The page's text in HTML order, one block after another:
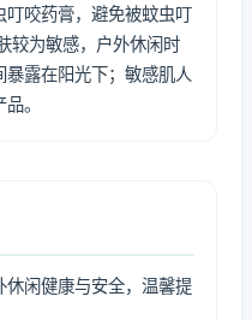
咬药膏，避免被蚊虫叮
较为敏感，户外休闲时
露在阳光下；敏感肌人
。
闲健康与安全，温馨提